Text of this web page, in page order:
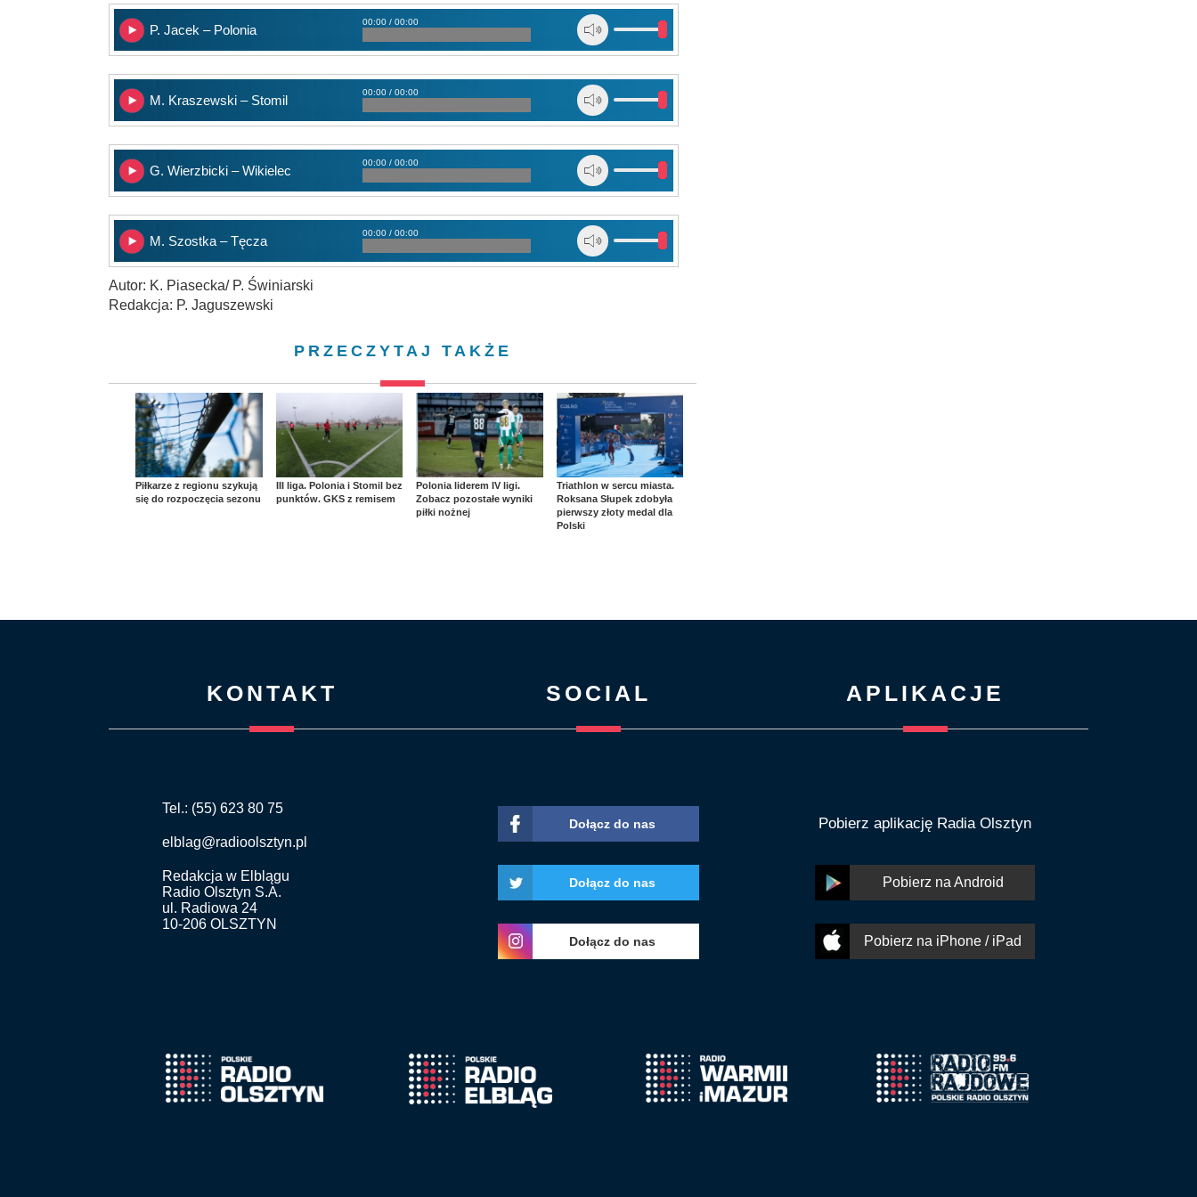
P. Jacek – Polonia
00:00 / 00:00
M. Kraszewski – Stomil
00:00 / 00:00
G. Wierzbicki – Wikielec
00:00 / 00:00
M. Szostka – Tęcza
00:00 / 00:00
Autor: K. Piasecka/ P. Świniarski
Redakcja: P. Jaguszewski
PRZECZYTAJ TAKŻE
Piłkarze z regionu szykują
się do rozpoczęcia sezonu
III liga. Polonia i Stomil bez
punktów. GKS z remisem
Polonia liderem IV ligi.
Zobacz pozostałe wyniki
piłki nożnej
Triathlon w sercu miasta.
Roksana Słupek zdobyła
pierwszy złoty medal dla
Polski
KONTAKT
Tel.: (55) 623 80 75
elblag@radioolsztyn.pl
Redakcja w Elblągu
Radio Olsztyn S.A.
ul. Radiowa 24
10-206 OLSZTYN
SOCIAL
Dołącz do nas
Dołącz do nas
Dołącz do nas
APLIKACJE
Pobierz aplikację Radia Olsztyn
Pobierz na Android
Pobierz na iPhone / iPad